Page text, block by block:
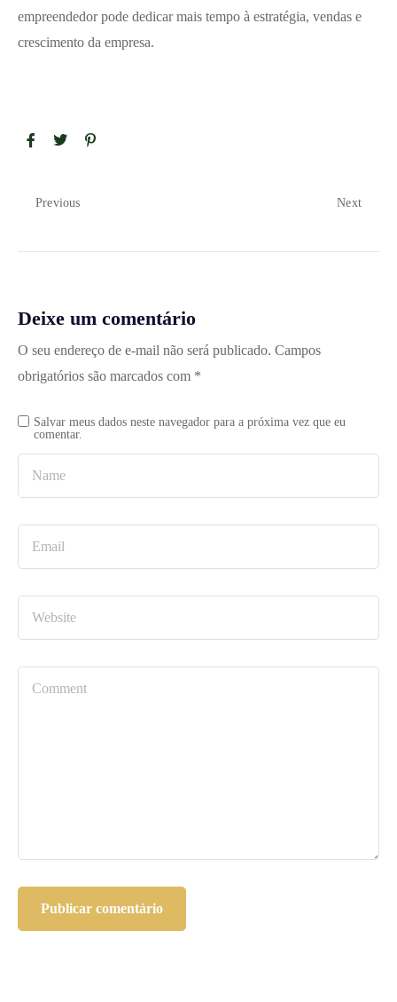
empreendedor pode dedicar mais tempo à estratégia, vendas e
crescimento da empresa.
Previous Next
Deixe um comentário
O seu endereço de e-mail não será publicado. Campos
obrigatórios são marcados com *
Salvar meus dados neste navegador para a próxima vez que eu
comentar.